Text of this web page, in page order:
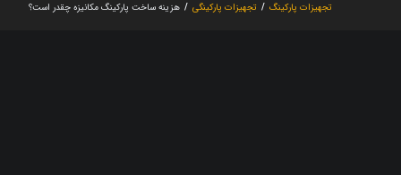
تجهیزات پارکینگ / تجهیزات پارکینگی / هزینه ساخت پارکینگ مکانیزه چقدر است؟